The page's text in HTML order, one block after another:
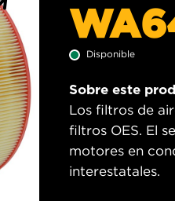
Disponible
Sobre este
Los filtros de
filtros OES. El
motores en
interestatales.